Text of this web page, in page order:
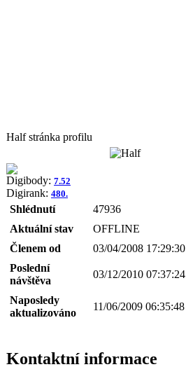
Half stránka profilu
Digibody: 7.52
Digirank: 480.
Shlédnutí
47936
Aktuální stav
OFFLINE
Členem od
03/04/2008 17:29:30
Poslední
návštěva
03/12/2010 07:37:24
Naposledy
aktualizováno
11/06/2009 06:35:48
Kontaktní informace